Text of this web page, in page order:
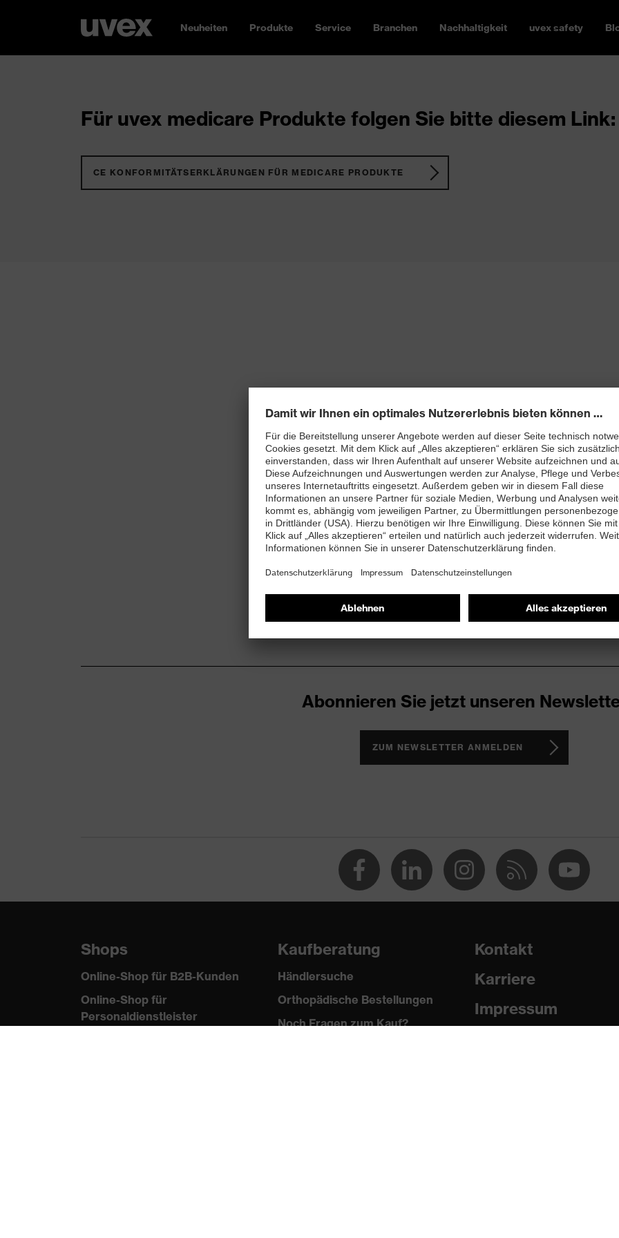
Neuheiten Produkte Service Branchen Nachhaltigkeit uvex safety
Für uvex medicare Produkte folgen Sie bitte diesem Link:
CE KONFORMITÄTSERKLÄRUNGEN FÜR MEDICARE PRODUKTE
Abonnieren Sie jetzt unseren
ZUM NEWSLETTER ANMELDEN
Shops
Online-Shop für B2B-Kunden
Online-Shop für
Personaldienstleister
Kaufberatung
Händlersuche
Orthopädische Bestellungen
Noch Fragen zum Kauf?
Kontakt
Karriere
Impressum